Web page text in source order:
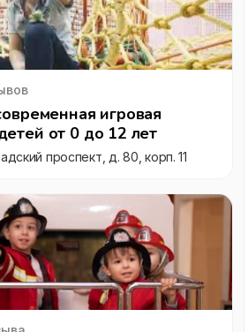
игровая
от 0 до 12 лет
проспект, д. 80, корп. 11